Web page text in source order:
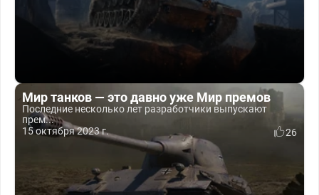
Мир танков — это давно уже Мир премов
Последние несколько лет разработчики выпускают
прем...
15 октября 2023 г.
26